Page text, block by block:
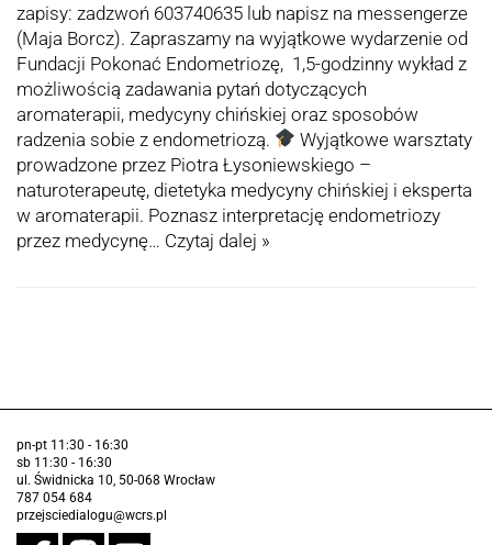
zapisy: zadzwoń 603740635 lub napisz na messengerze
(Maja Borcz). Zapraszamy na wyjątkowe wydarzenie od
Fundacji Pokonać Endometriozę, 1,5-godzinny wykład z
możliwością zadawania pytań dotyczących
aromaterapii, medycyny chińskiej oraz sposobów
radzenia sobie z endometriozą.
Wyjątkowe warsztaty
prowadzone przez Piotra Łysoniewskiego –
naturoterapeutę, dietetyka medycyny chińskiej i eksperta
w aromaterapii. Poznasz interpretację endometriozy
przez medycynę… Czytaj dalej »
pn-pt 11:30 - 16:30
sb 11:30 - 16:30
ul. Świdnicka 10, 50-068 Wrocław
787 054 684
przejsciedialogu@wcrs.pl